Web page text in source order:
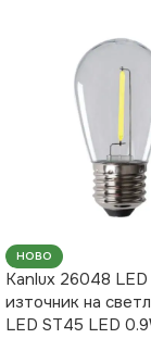
НОВО
Kanlux 26048
източник на
LED ST45 LED